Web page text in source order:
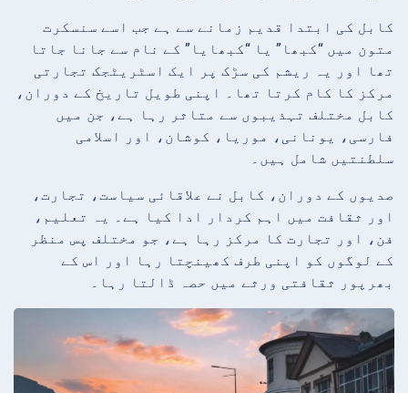
کابل کی ابتدا قدیم زمانے سے ہے جب اسے سنسکرت
متون میں “کبھا” یا “کبھایا” کے نام سے جانا جاتا
تھا اور یہ ریشم کی سڑک پر ایک اسٹریٹجک تجارتی
مرکز کا کام کرتا تھا۔ اپنی طویل تاریخ کے دوران،
کابل مختلف تہذیبوں سے متاثر رہا ہے، جن میں
فارسی، یونانی، موریا، کوشان، اور اسلامی
سلطنتیں شامل ہیں۔
صدیوں کے دوران، کابل نے علاقائی سیاست، تجارت،
اور ثقافت میں اہم کردار ادا کیا ہے۔ یہ تعلیم،
فن، اور تجارت کا مرکز رہا ہے، جو مختلف پس منظر
کے لوگوں کو اپنی طرف کھینچتا رہا اور اس کے
بھرپور ثقافتی ورثے میں حصہ ڈالتا رہا۔